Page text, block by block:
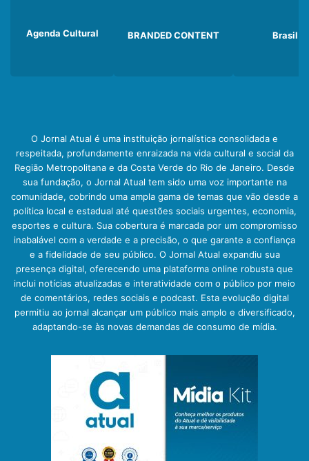
Agenda Cultural BRANDED CONTENT Brasil
O Jornal Atual é uma instituição jornalística consolidada e
respeitada, profundamente enraizada na vida cultural e social da
Região Metropolitana e da Costa Verde do Rio de Janeiro. Desde
sua fundação, o Jornal Atual tem sido uma voz importante na
comunidade, cobrindo uma ampla gama de temas que vão desde a
política local e estadual até questões sociais urgentes, economia,
esportes e cultura. Sua cobertura é marcada por um compromisso
inabalável com a verdade e a precisão, o que garante a confiança
e a fidelidade de seu público. O Jornal Atual expandiu sua
presença digital, oferecendo uma plataforma online robusta que
inclui notícias atualizadas e interatividade com o público por meio
de comentários, redes sociais e podcast. Esta evolução digital
permitiu ao jornal alcançar um público mais amplo e diversificado,
adaptando-se às novas demandas de consumo de mídia.